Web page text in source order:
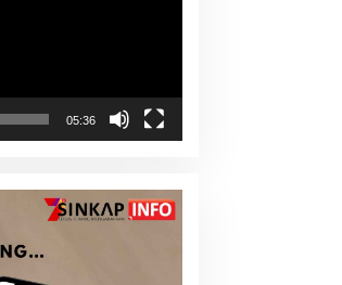
05:36